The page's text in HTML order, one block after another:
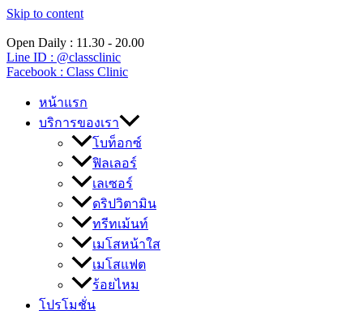
Skip to content
Open Daily : 11.30 - 20.00
Line ID : @classclinic​
Facebook : Class Clinic
หน้าแรก
บริการของเรา
โบท็อกซ์
ฟิลเลอร์
เลเซอร์
ดริปวิตามิน
ทรีทเม้นท์
เมโสหน้าใส
เมโสแฟต
ร้อยไหม
โปรโมชั่น